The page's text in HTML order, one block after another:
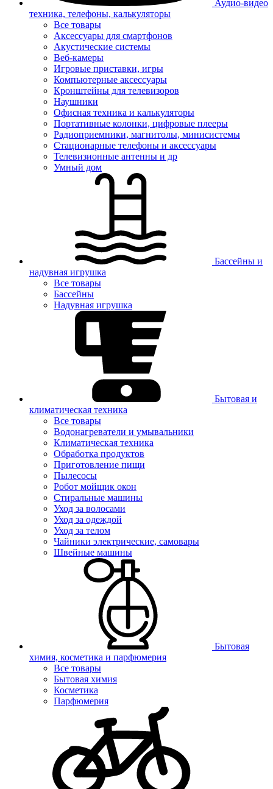
Аудио-видео
техника, телефоны, калькуляторы
Все товары
Аксессуары для смартфонов
Акустические системы
Веб-камеры
Игровые приставки, игры
Компьютерные аксессуары
Кронштейны для телевизоров
Наушники
Офисная техника и калькуляторы
Портативные колонки, цифровые плееры
Радиоприемники, магнитолы, минисистемы
Стационарные телефоны и аксессуары
Телевизионные антенны и др
Умный дом
Бассейны и
надувная игрушка
Все товары
Бассейны
Надувная игрушка
Бытовая и
климатическая техника
Все товары
Водонагреватели и умывальники
Климатическая техника
Обработка продуктов
Приготовление пищи
Пылесосы
Робот мойщик окон
Стиральные машины
Уход за волосами
Уход за одеждой
Уход за телом
Чайники электрические, самовары
Швейные машины
Бытовая
химия, косметика и парфюмерия
Все товары
Бытовая химия
Косметика
Парфюмерия